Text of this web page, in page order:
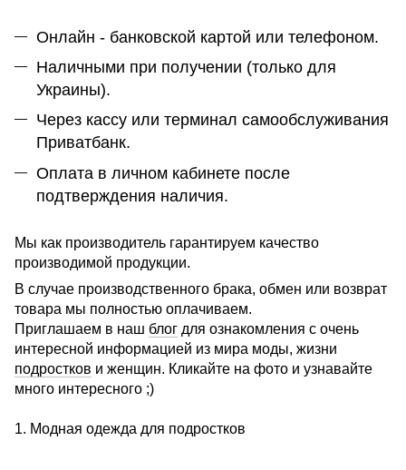
Онлайн - банковской картой или телефоном.
Наличными при получении (только для
Украины).
Через кассу или терминал самообслуживания
Приватбанк.
Оплата в личном кабинете после
подтверждения наличия.
Мы как производитель гарантируем качество
производимой продукции.
В случае производственного брака, обмен или возврат
товара мы полностью оплачиваем.
Приглашаем в наш блог для ознакомления с очень
интересной информацией из мира моды, жизни
подростков и женщин. Кликайте на фото и узнавайте
много интересного ;)
1. Модная одежда для подростков